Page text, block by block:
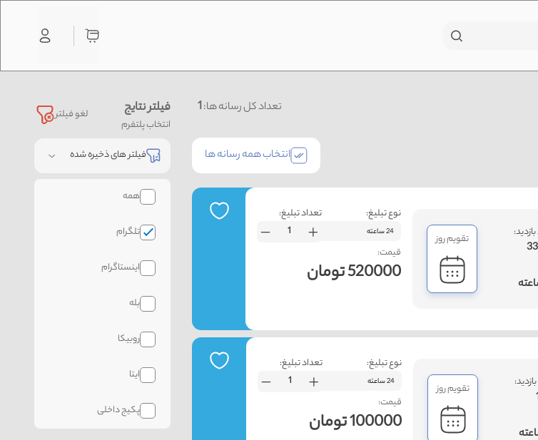
لغو فیلتر فیلتر نتایج
انتخاب پلتفرم
فیلتر های ذخیره شده
همه
تلگرام
اینستاگرام
بله
روبیکا
ایتا
پکیج داخلی
تعداد کل رسانه ها:1
انتخاب همه رسانه ها
نوع تبلیغ:
24 ساعته
تعداد تبلیغ:
قیمت:
520000 تومان
تقویم روز
نوع تبلیغ:
24 ساعته
تعداد تبلیغ:
قیمت:
100000 تومان
تقویم روز